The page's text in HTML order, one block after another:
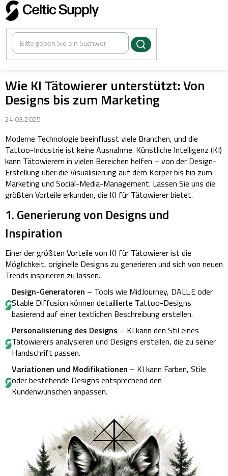
Zum
Inhalt
springen
Wie KI Tätowierer unterstützt: Von
Designs bis zum Marketing
24.03.2025
Moderne Technologie beeinflusst viele Branchen, und die
Tattoo-Industrie ist keine Ausnahme. Künstliche Intelligenz (KI)
kann Tätowierern in vielen Bereichen helfen – von der Design-
Erstellung über die Visualisierung auf dem Körper bis hin zum
Marketing und Social-Media-Management. Lassen Sie uns die
größten Vorteile erkunden, die KI für Tätowierer bietet.
1. Generierung von Designs und
Inspiration
Einer der größten Vorteile von KI für Tätowierer ist die
Möglichkeit, originelle Designs zu generieren und sich von neuen
Trends inspirieren zu lassen.
Design-Generatoren – Tools wie MidJourney, DALL·E oder
Stable Diffusion können detaillierte Tattoo-Designs
basierend auf einer textlichen Beschreibung erstellen.
Personalisierung des Designs – KI kann den Stil eines
Tätowierers analysieren und Designs erstellen, die zu seiner
Handschrift passen.
Variationen und Modifikationen – KI kann Farben, Stile
oder bestehende Designs entsprechend den
Kundenwünschen anpassen.